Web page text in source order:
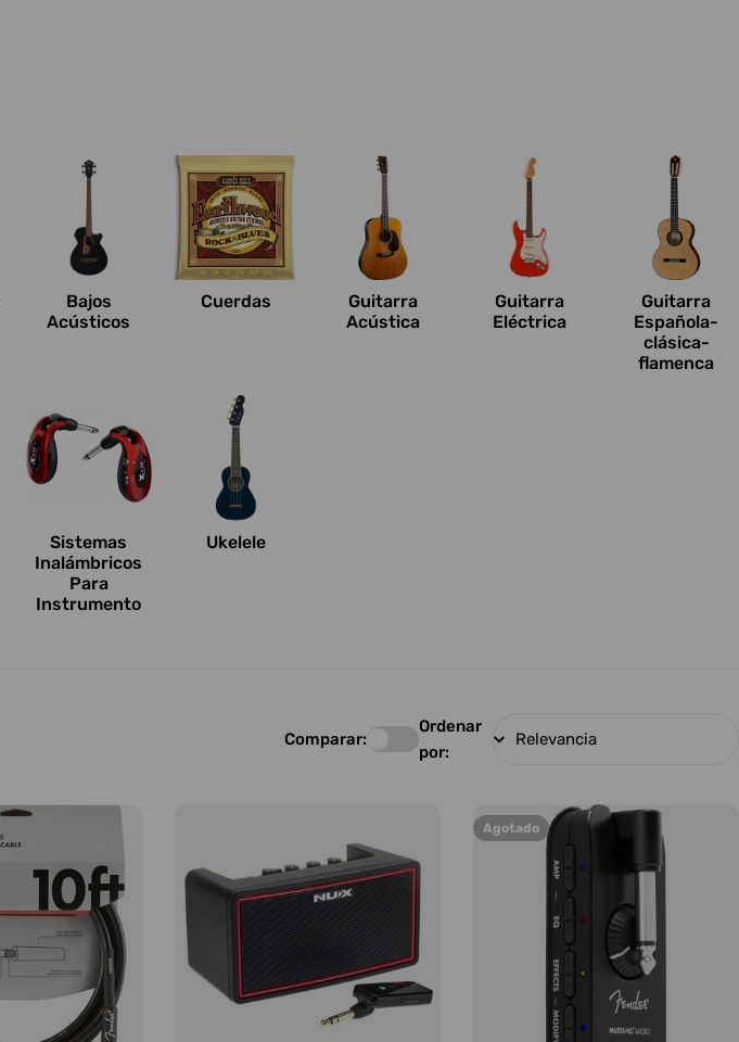
Bajos
Acústicos
Cuerdas
Guitarra
Acústica
Guitarra
Eléctrica
Guitarra
Española-
clásica-
flamenca
Sistemas
Inalámbricos
Para
Instrumento
Ukelele
Comparar:
Ordenar
por:
Agotado